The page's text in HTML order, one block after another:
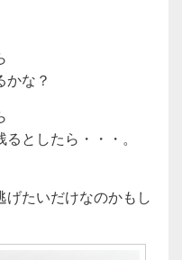
な？
としたら・・・。
たいだけなのかもし